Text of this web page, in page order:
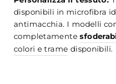
disponibili in microfibra
antimacchia. I modelli
completamente
colori e trame disponibili.